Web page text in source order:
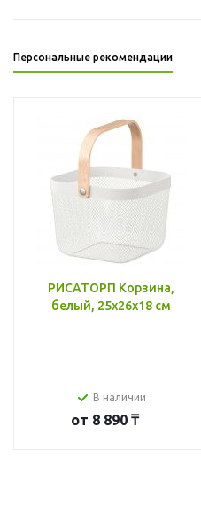
Персональные рекомендации
РИСАТОРП Корзина,
белый, 25x26x18 см
В наличии
от 8 890 ₸